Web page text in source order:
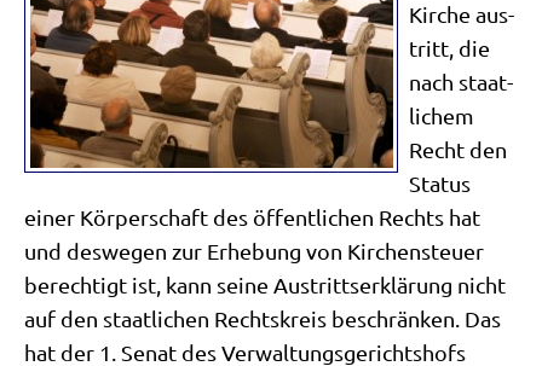
Kir­che aus­
tritt, die
nach staat­
li­chem
Recht den
Sta­tus
einer Kör­per­schaft des öffent­li­chen Rechts hat
und des­we­gen zur Erhe­bung von Kir­chen­steu­er
berech­tigt ist, kann sei­ne Aus­tritts­er­klä­rung nicht
auf den staat­li­chen Rechts­kreis beschrän­ken. Das
hat der 1. Senat des Ver­wal­tungs­ge­richts­hofs